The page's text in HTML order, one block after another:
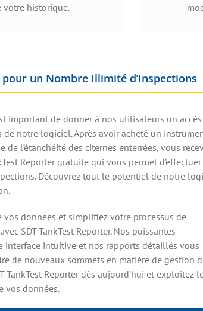
votre historique.
un Nombre Illimité d’Inspections
important de donner à nos utilisateurs un accès
notre logiciel. Après avoir acheté un
de l’étanchéité des citernes enterrées, vous
Reporter gratuite qui vous permet
Découvrez tout le potentiel de notre
vos données et simplifiez votre processus de
SDT TankTest Reporter. Nos puissantes
interface intuitive et nos rapports détaillés vous
de nouveaux sommets en matière de gestion
TankTest Reporter dès aujourd’hui et exploitez
vos données.